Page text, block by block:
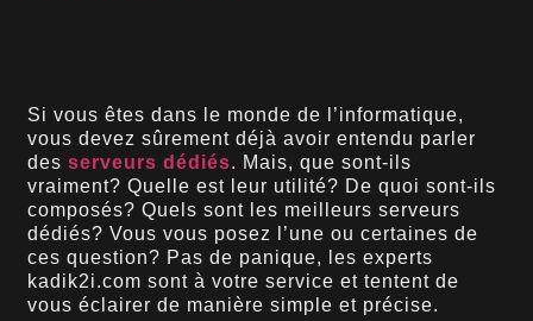
Si vous êtes dans le monde de l’informatique,
vous devez sûrement déjà avoir entendu parler
desserveurs dédiés. Mais, que sont-ils
vraiment? Quelle est leur utilité? De quoi sont-ils
composés? Quels sont les meilleurs serveurs
dédiés? Vous vous posez l’une ou certaines de
ces question? Pas de panique, les experts
kadik2i.com sont à votre service et tentent de
vous éclairer de manière simple et précise.